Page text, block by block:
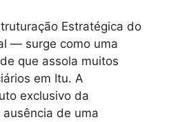
Estratégica do
— surge como uma
que assola muitos
em Itu. A
exclusivo da
de uma